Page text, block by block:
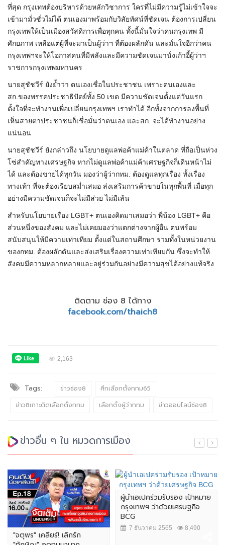
ที่สุด กรุงเทพต้องบริหารด้วยหลักวิชาการ ใครที่ไม่มีความรู้ไม่เข้าใจจะ
เข้ามามั่วซั่วไม่ได้ ตนเองมาพร้อมกับวิสัยทัศน์ที่ชัดเจน ต้องการเปลี่ยน
กรุงเทพให้เป็นเมืองสวัสดิการเพื่อทุกคน ทั้งนี้มั่นใจว่าคนกรุงเทพ มี
ศักยภาพ เหลือแต่ผู้ที่จะมาเป็นผู้ว่าฯ ที่ต้องผลักดัน และมั่นใจอีกว่าคน
กรุงเทพฯจะให้โอกาสคนที่มีพลังและมีความชัดเจนมานั่งเก้าอี้ผู้ว่าฯ
ราชการกรุงเทพมหานคร
นายสุชัชวีร์ ยังย้ำว่า ตนเองเชื่อในประชาชน เพราะตนเองและ
สก.ของพรรคประชาธิปัตย์ทั้ง 50 เขต มีความชัดเจนตั้งแต่วันแรก
ตั้งใจที่จะทำงานเพื่อเปลี่ยนกรุงเทพฯ เราทำได้ อีกทั้งจากการลงพื้นที่
เห็นสายตาประชาชนก็เชื่อมั่นว่าตนเอง และสก. จะได้ทำงานอย่าง
แน่นอน
นายสุชัชวีร์ ยังกล่าวถึง นโยบายดูแลพ่อค้าแม่ค้าในตลาด ที่ถือเป็นห่วง
โซ่สำคัญทางเศรษฐกิจ หากไม่ดูแลพ่อค้าแม่ค้าเศรษฐกิจก็เดินหน้าไม่
ได้ และต้องขายได้ทุกวัน มองว่าผู้ว่ากทม. ต้องดูแลทุกเรื่อง ทั้งเรื่อง
ทางเท้า ที่จะต้องเรียบสม่ำเสมอ ส่งเสริมการค้าขายในทุกพื้นที่ เมื่อทุก
อย่างมีความชัดเจนก็จะไม่มีส่วย ไม่มีเส้น
สำหรับนโยบายเรื่อง LGBT+ ตนเองคิดมาเสมอว่า พี่น้อง LGBT+ คือ
ส่วนหนึ่งของสังคม และไม่เคยมองว่าแตกต่างจากผู้อื่น ตนพร้อม
สนับสนุนให้มีความเท่าเทียม ตั้งแต่ในสถานศึกษา รวมทั้งในหน่วยงาน
ของกทม. ต้องผลักดันและส่งเสริมเรื่องความเท่าเทียมกัน ซึ่งจะทำให้
สังคมมีความหลากหลายและอยู่ร่วมกันอย่างมีความสุขได้อย่างแท้จริง
ติดตาม ช่อง 8 ได้ทาง
facebook.com/thaich8
2,163
Tags: ข่าวช่อง8
ศึกเลือกตั้งกทม65
ข่าว8เกาะติดเลือกตั้งกทม
เลือกตั้งผู้ว่ากทม ข่าวออนไลน์ช่อง8
ข่าวอื่น ๆ ใน หมวดการเมือง
"จตุพร" เคลียร์! เลิกรัก
ผู้นำเอเปคร่วมรับรอง เป้าหมาย
กรุงเทพฯ ว่าด้วยเศรษฐกิจ
BCG
7 ธันวาคม 2565 8,490